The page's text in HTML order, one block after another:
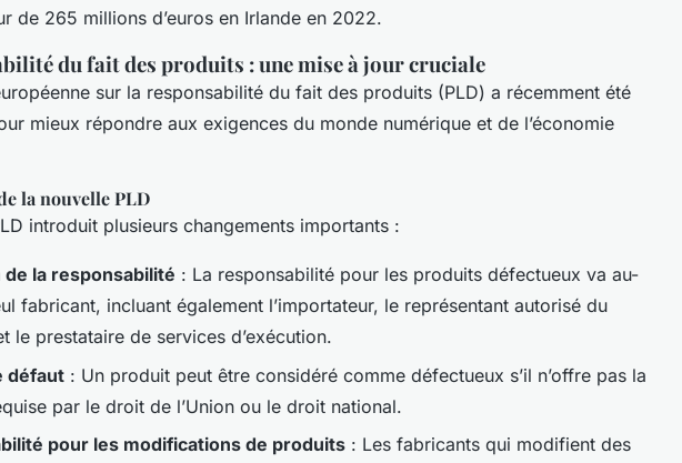
de 265 millions d’euros en Irlande en 2022.
du fait des produits : une mise à jour cruciale
sur la responsabilité du fait des produits (PLD) a récemment été
mieux répondre aux exigences du monde numérique et de l’économie
la nouvelle PLD
introduit plusieurs changements importants :
de la responsabilité : La responsabilité pour les produits défectueux va au-
fabricant, incluant également l’importateur, le représentant autorisé du
le prestataire de services d’exécution.
défaut : Un produit peut être considéré comme défectueux s’il n’offre pas la
par le droit de l’Union ou le droit national.
pour les modifications de produits : Les fabricants qui modifient des